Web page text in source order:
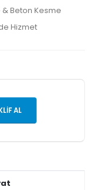
& Beton Kesme
Hizmet
AL